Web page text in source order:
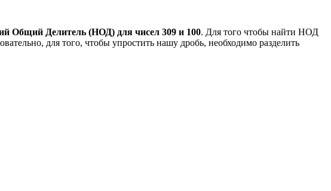
Общий Делитель (НОД) для чисел 309 и 100. Для того чтобы найти НОД
для того, чтобы упростить нашу дробь, необходимо разделить